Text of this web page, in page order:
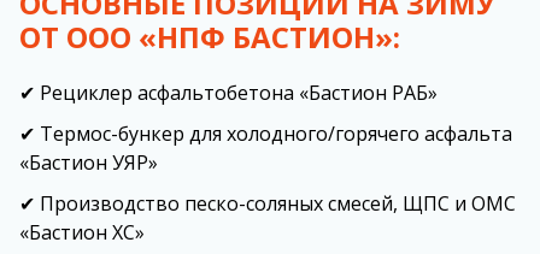
ОТ ООО «НПФ БАСТИОН»:
✔ Рециклер асфальтобетона «Бастион РАБ»
✔ Термос-бункер для холодного/горячего асфальта
«Бастион УЯР»
✔ Производство песко-соляных смесей, ЩПС и ОМС
«Бастион ХС»